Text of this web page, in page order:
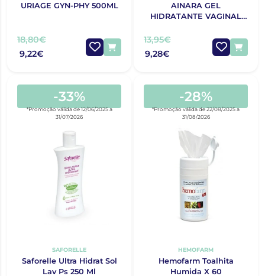
URIAGE GYN-PHY 500ML
18,80€
9,22€
AINARA GEL
HIDRATANTE VAGINAL
13,95€
9,28€
-33%
*Promoção válida de 12/06/2025 a
31/07/2026
SAFORELLE
Saforelle Ultra Hidrat Sol
Lav Ps 250 Ml
-28%
*Promoção válida de 22/08/2025 a
31/08/2026
HEMOFARM
Hemofarm Toalhita
Humida X 60